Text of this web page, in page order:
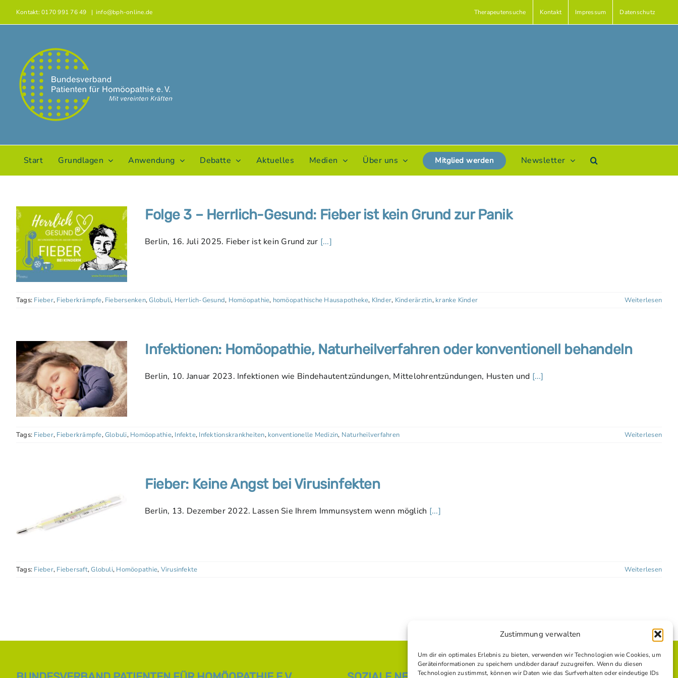
Zustimmung verwalten
Um dir ein optimales Erlebnis zu bieten, verwenden wir Technologien wie Cookies, um
Geräteinformationen zu speichern und/oder darauf zuzugreifen. Wenn du diesen
Technologien zustimmst, können wir Daten wie das Surfverhalten oder eindeutige IDs
Kontakt: 0170 991 76 49 | info@bph-online.de Therapeutensuche Kontakt Impressum Datenschutz
Start Grundlagen Anwendung Debatte Aktuelles Medien Über uns Mitglied werden Newsletter
Folge 3 – Herrlich-Gesund: Fieber ist kein Grund zur Panik
Berlin, 16. Juli 2025. Fieber ist kein Grund zur [...]
Tags: Fieber, Fieberkrämpfe, Fiebersenken,Globuli, Herrlich-Gesund, Homöopathie, homöopathische Hausapotheke, KInder, Kinderärztin, kranke Kinder Weiterlesen
Infektionen: Homöopathie, Naturheilverfahren oder konventionell behandeln
Berlin, 10. Januar 2023. Infektionen wie Bindehautentzündungen, Mittelohrentzündungen, Husten und [...]
Tags: Fieber, Fieberkrämpfe,Globuli, Homöopathie, Infekte, Infektionskrankheiten, konventionelle Medizin, Naturheilverfahren Weiterlesen
Fieber: Keine Angst bei Virusinfekten
Berlin, 13. Dezember 2022. Lassen Sie Ihrem Immunsystem wenn möglich [...]
Tags: Fieber, Fiebersaft,Globuli, Homöopathie, Virusinfekte Weiterlesen